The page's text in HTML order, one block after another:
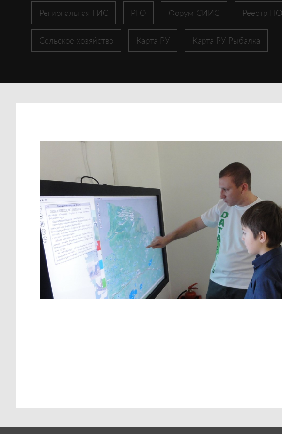
Региональная ГИС РГО Форум СИИС Реестр ПО
Сельское хозяйство Карта РУ Карта РУ Рыбалка